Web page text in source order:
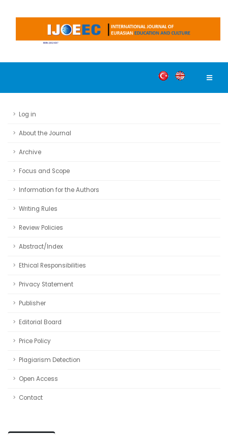
Log in
About the Journal
Archive
Focus and Scope
Information for the Authors
Writing Rules
Review Policies
Abstract/Index
Ethical Responsibilities
Privacy Statement
Publisher
Editorial Board
Price Policy
Plagiarism Detection
Open Access
Contact